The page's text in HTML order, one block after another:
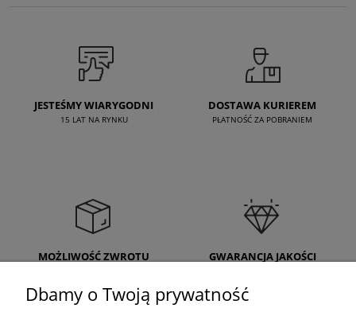
JESTEŚMY WIARYGODNI
15 LAT NA RYNKU
DOSTAWA KURIEREM
PŁATNOŚĆ ZA POBRANIEM
MOŻLIWOŚĆ ZWROTU GWARANCJA JAKOŚCI
Dbamy o Twoją prywatność